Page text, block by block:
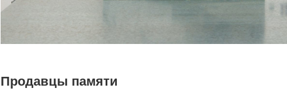
Продавцы памяти